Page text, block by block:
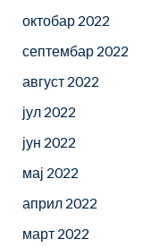
октобар 2022
септембар 2022
август 2022
јул 2022
јун 2022
мај 2022
април 2022
март 2022